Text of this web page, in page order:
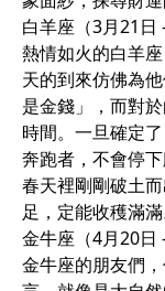
白羊座（3月21日
熱情如火的白羊
天的到來仿佛為
是金錢」，而對
時間。一旦確定
奔跑者，不會停
春天裡剛剛破土
足，定能收穫滿滿
金牛座（4月20日
金牛座的朋友們